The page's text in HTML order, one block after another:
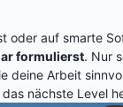
oder auf smarte
formulierst. Nur
deine Arbeit
nächste Level